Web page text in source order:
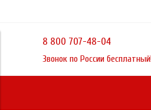
8 800 707-48-04
Звонок по России